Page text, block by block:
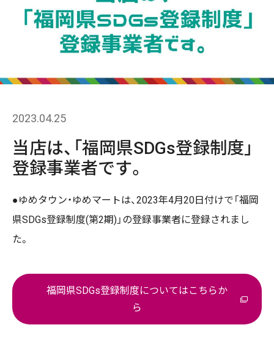
2023.04.25
当店は、「福岡県SDGs登録制度」
登録事業者です。
●ゆめタウン・ゆめマートは、2023年4月20日付けで「福岡
県SDGs登録制度(第2期)」の登録事業者に登録されまし
た。
福岡県SDGs登録制度についてはこちらか
ら